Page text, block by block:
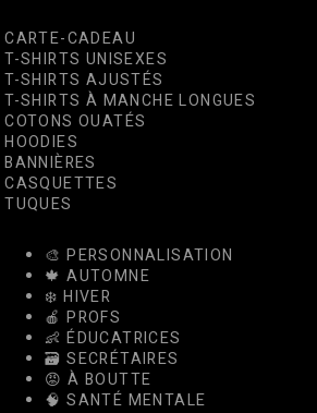
CARTE-CADEAU
T-SHIRTS UNISEXES
T-SHIRTS AJUSTÉS
T-SHIRTS À MANCHE LONGUES
COTONS OUATÉS
HOODIES
BANNIÈRES
CASQUETTES
TUQUES
🎨 PERSONNALISATION
🍁 AUTOMNE
❄️ HIVER
🍎 PROFS
👶 ÉDUCATRICES
🗃️ SECRÉTAIRES
😡 À BOUTTE
🧠 SANTÉ MENTALE